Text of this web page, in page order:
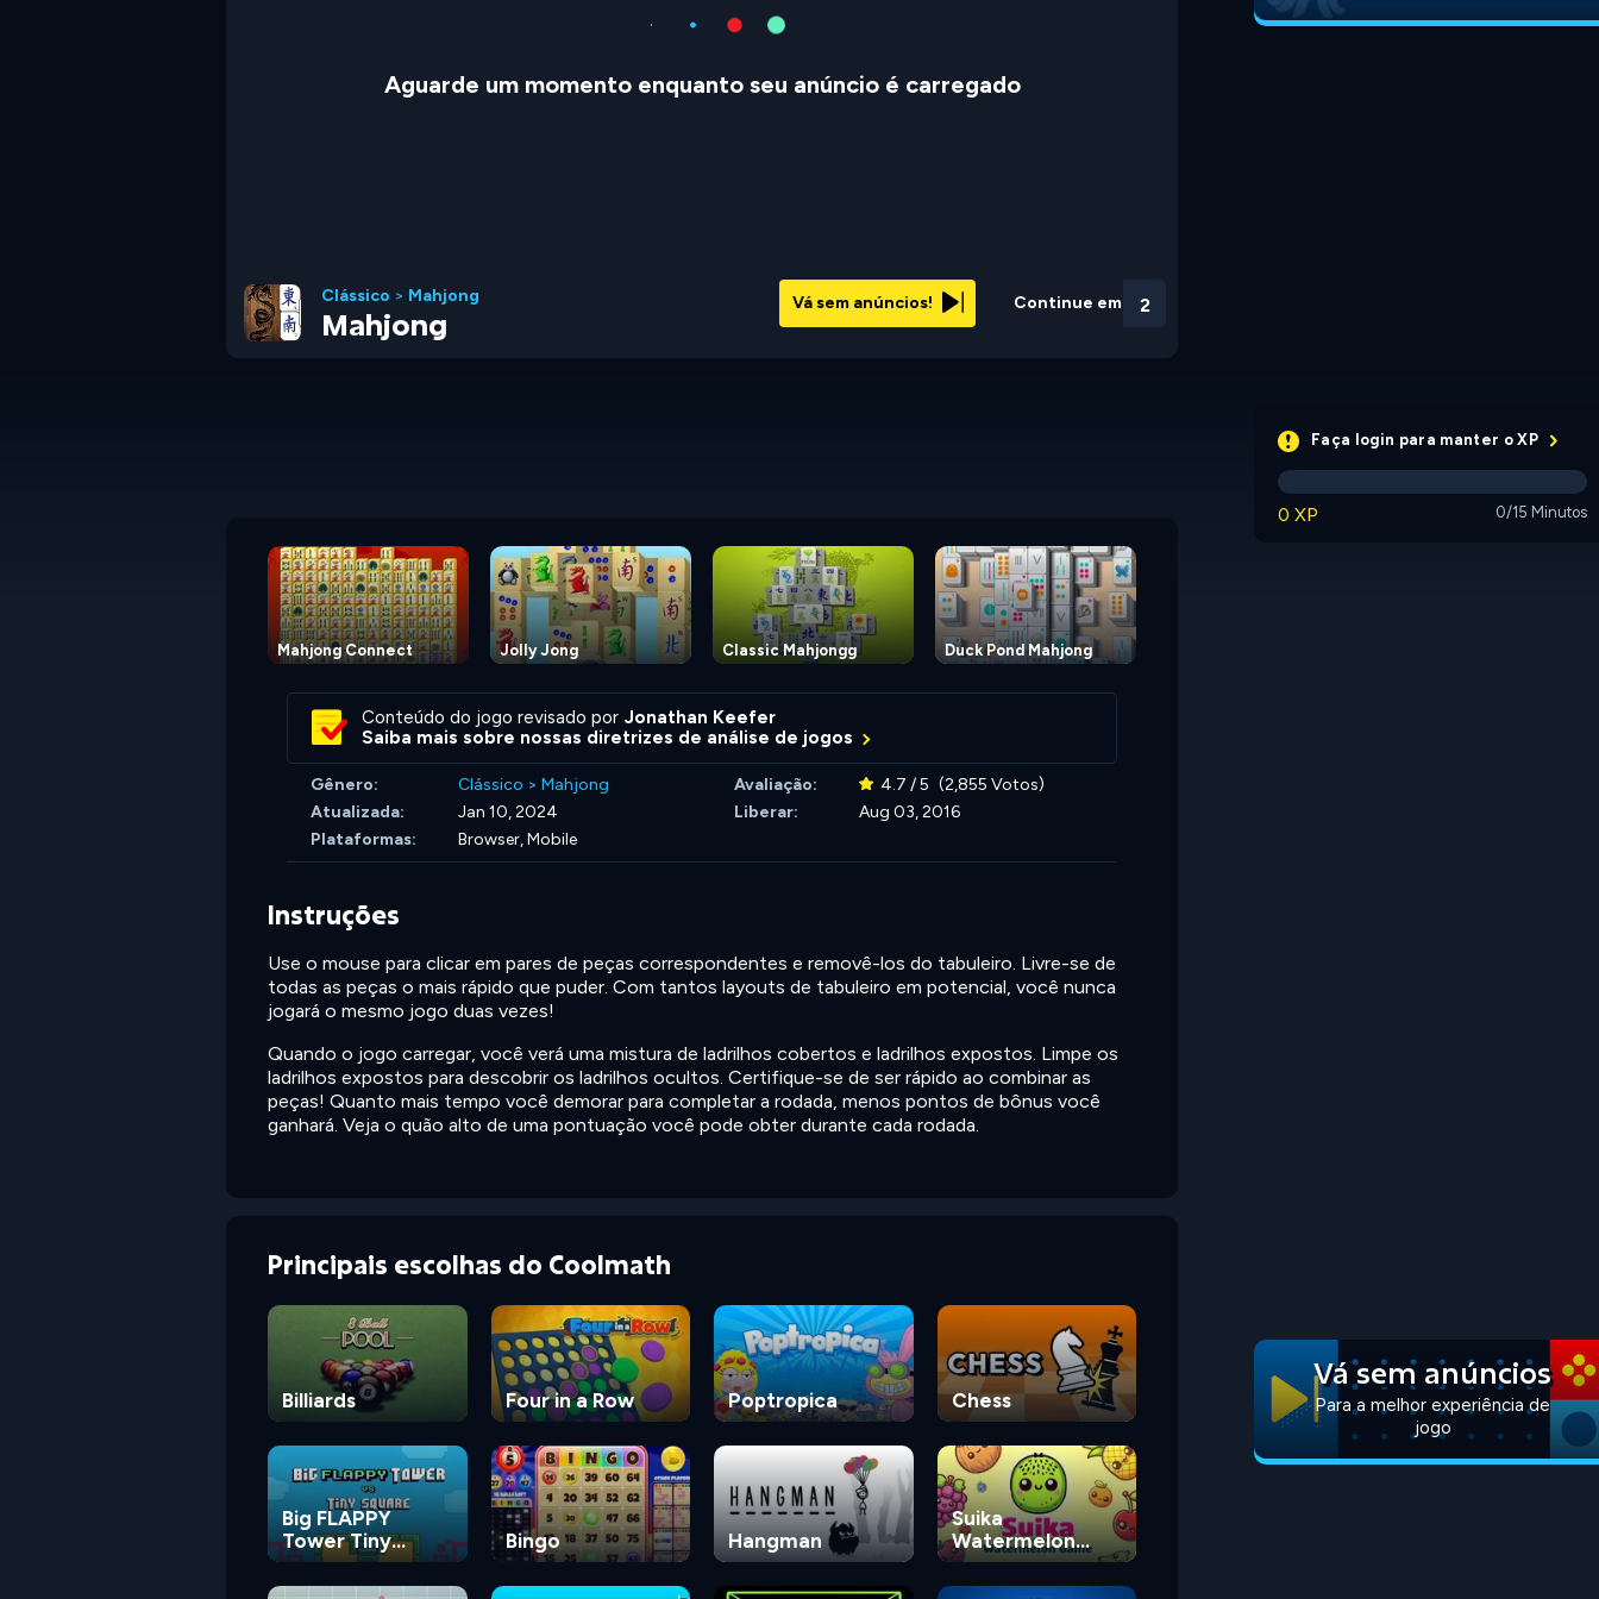
Aguarde um momento enquanto seu anúncio é carregado
Continue em 2
Vá sem anúncios!
Clássico > Mahjong
Mahjong
Mahjong Connect Jolly Jong Classic Mahjongg Duck Pond Mahjong
Conteúdo do jogo revisado por Jonathan Keefer
Saiba mais sobre nossas diretrizes de análise de jogos
Gênero: Clássico > Mahjong Avaliação: 4.7 / 5 (2,855 Votos)
Atualizada:
Jan 10, 2024 Liberar:
Aug 03, 2016
Plataformas:
Browser, Mobile
Instruções
Use o mouse para clicar em pares de peças correspondentes e removê-los do tabuleiro. Livre-se de
todas as peças o mais rápido que puder. Com tantos layouts de tabuleiro em potencial, você nunca
jogará o mesmo jogo duas vezes!
Quando o jogo carregar, você verá uma mistura de ladrilhos cobertos e ladrilhos expostos. Limpe os
ladrilhos expostos para descobrir os ladrilhos ocultos. Certifique-se de ser rápido ao combinar as
peças! Quanto mais tempo você demorar para completar a rodada, menos pontos de bônus você
ganhará. Veja o quão alto de uma pontuação você pode obter durante cada rodada.
Principais escolhas do Coolmath
Billiards Four in a Row Poptropica Chess
Big FLAPPY
Tower Tiny
Square
Bingo Hangman
Suika
Watermelon
Game
Faça login para manter o XP
0 XP 0/15 Minutos
Vá sem anúncios
Para a melhor experiência de
jogo